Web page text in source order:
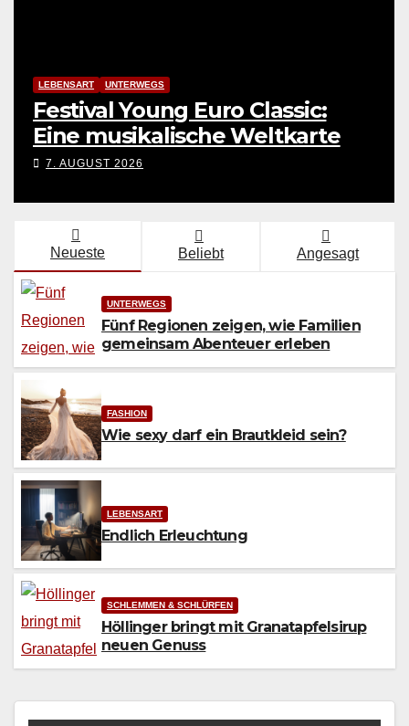
UNTERWEGS
Fünf Regionen zeigen, wie
Familien gemeinsam
Abenteuer erleben
9. AUGUST 2026
Neueste Beliebt Angesagt
UNTERWEGS
Fünf Regionen zeigen, wie Familien
gemeinsam Abenteuer erleben
FASHION
Wie sexy darf ein Brautkleid sein?
LEBENSART
Endlich Erleuchtung
SCHLEMMEN & SCHLÜRFEN
Höllinger bringt mit Granatapfelsirup
neuen Genuss